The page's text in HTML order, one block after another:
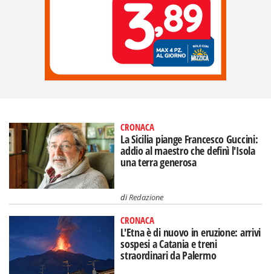
CRONACA
La Sicilia piange Francesco Guccini:
addio al maestro che definì l'Isola
una terra generosa
diRedazione
CRONACA
L'Etna è di nuovo in eruzione: arrivi
sospesi a Catania e treni
straordinari da Palermo